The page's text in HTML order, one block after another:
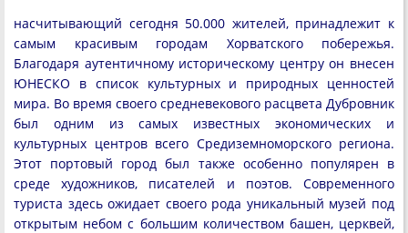
насчитывающий сегодня 50.000 жителей, принадлежит к
самым красивым городам Хорватского побережья.
Благодаря аутентичному историческому центру он внесен
ЮНЕСКО в список культурных и природных ценностей
мира. Во время своего средневекового расцвета Дубровник
был одним из самых известных экономических и
культурных центров всего Средиземноморского региона.
Этот портовый город был также особенно популярен в
среде художников, писателей и поэтов. Современного
туриста здесь ожидает своего рода уникальный музей под
открытым небом с большим количеством башен, церквей,